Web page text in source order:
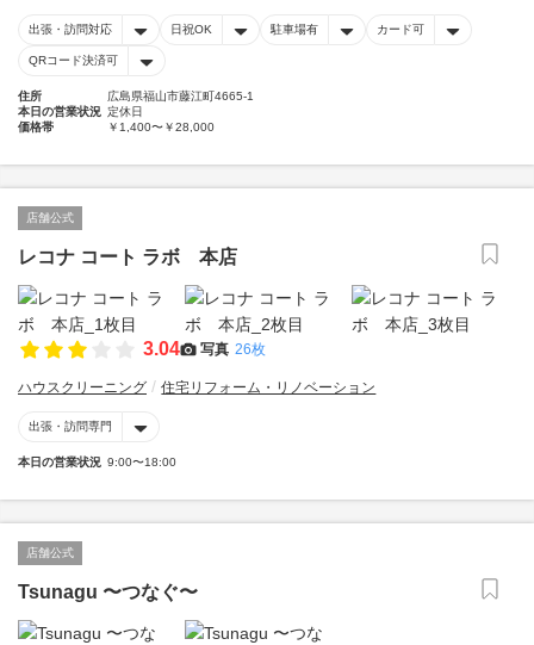
出張・訪問対応 日祝OK 駐車場有 カード可
QRコード決済可
住所
広島県福山市藤江町4665-1
本日の営業状況 定休日
価格帯
￥1,400〜￥28,000
店舗公式
レコナ コート ラボ 本店
3.04 写真 26枚
ハウスクリーニング 住宅リフォーム・リノベーション
出張・訪問専門
本日の営業状況 9:00〜18:00
店舗公式
Tsunagu 〜つなぐ〜